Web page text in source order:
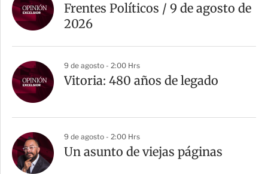
Frentes Políticos / 9 de agosto de
2026
9 de agosto - 2:00 Hrs
Vitoria: 480 años de legado
9 de agosto - 2:00 Hrs
Un asunto de viejas páginas